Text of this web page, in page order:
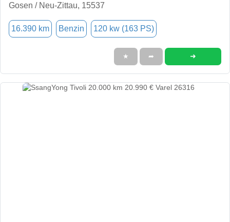
Gosen / Neu-Zittau, 15537
16.390 km Benzin 120 kw (163 PS)
★ ➦ ➜